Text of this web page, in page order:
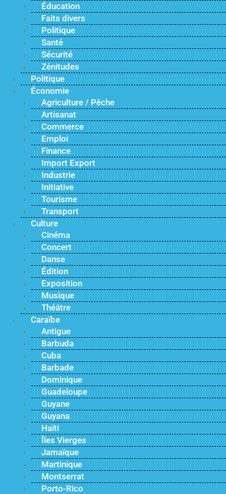
Éducation
Faits divers
Politique
Santé
Sécurité
Zénitudes
Politique
Économie
Agriculture / Pêche
Artisanat
Commerce
Emploi
Finance
Import Export
Industrie
Initiative
Tourisme
Transport
Culture
Cinéma
Concert
Danse
Édition
Exposition
Musique
Théâtre
Caraïbe
Antigue
Barbuda
Cuba
Barbade
Dominique
Guadeloupe
Guyane
Guyana
Haïti
Îles Vierges
Jamaïque
Martinique
Montserrat
Porto-Rico